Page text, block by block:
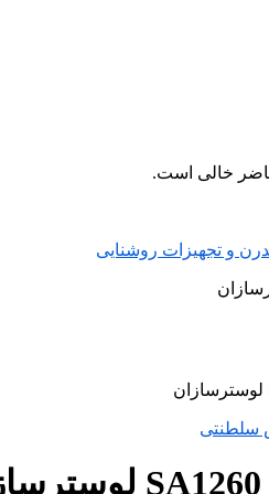
خالی است.
و تجهیزات روشنایی